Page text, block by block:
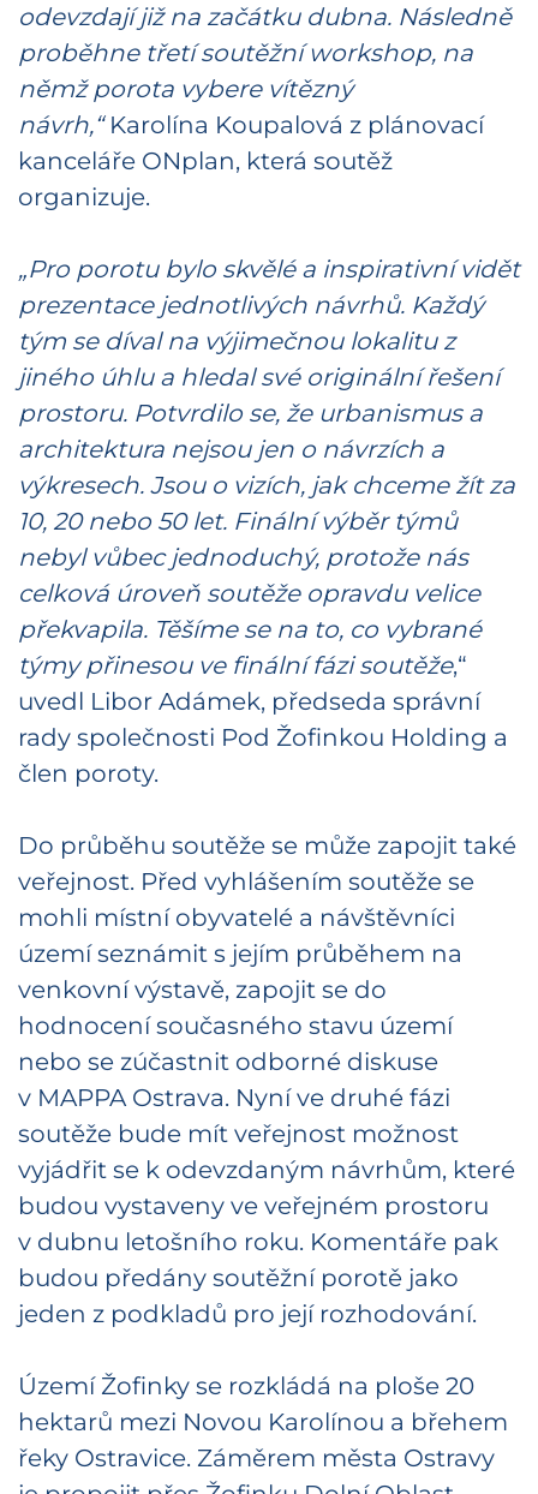
odevzdají již na začátku dubna. Následně
proběhne třetí soutěžní workshop, na
němž porota vybere vítězný
návrh,“ Karolína Koupalová z plánovací
kanceláře ONplan, která soutěž
organizuje.
„Pro porotu bylo skvělé a inspirativní vidět
prezentace jednotlivých návrhů. Každý
tým se díval na výjimečnou lokalitu z
jiného úhlu a hledal své originální řešení
prostoru. Potvrdilo se, že urbanismus a
architektura nejsou jen o návrzích a
výkresech. Jsou o vizích, jak chceme žít za
10, 20 nebo 50 let. Finální výběr týmů
nebyl vůbec jednoduchý, protože nás
celková úroveň soutěže opravdu velice
překvapila. Těšíme se na to, co vybrané
týmy přinesou ve finální fázi soutěže,“
uvedl Libor Adámek, předseda správní
rady společnosti Pod Žofinkou Holding a
člen poroty.
Do průběhu soutěže se může zapojit také
veřejnost. Před vyhlášením soutěže se
mohli místní obyvatelé a návštěvníci
území seznámit s jejím průběhem na
venkovní výstavě, zapojit se do
hodnocení současného stavu území
nebo se zúčastnit odborné diskuse
v MAPPA Ostrava. Nyní ve druhé fázi
soutěže bude mít veřejnost možnost
vyjádřit se k odevzdaným návrhům, které
budou vystaveny ve veřejném prostoru
v dubnu letošního roku. Komentáře pak
budou předány soutěžní porotě jako
jeden z podkladů pro její rozhodování.
Území Žofinky se rozkládá na ploše 20
hektarů mezi Novou Karolínou a břehem
řeky Ostravice. Záměrem města Ostravy